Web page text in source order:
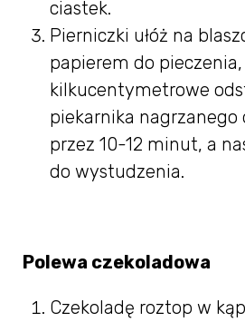
ciastek.
Pierniczki ułóż na
papierem do
kilkucentymetrowe
piekarnika nagrzanego
przez 10-12 minut, a
do wystudzenia.
Polewa czekoladowa
Czekoladę roztop w